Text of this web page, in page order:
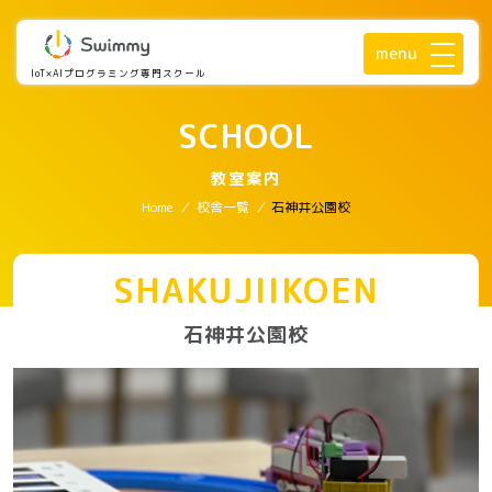
IoT×AIプログラミング専門スクール
menu
SCHOOL
教室案内
Home / 校舎一覧 / 石神井公園校
SHAKUJIIKOEN
石神井公園校